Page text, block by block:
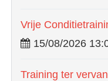
Vrije
15/08/2026
Training ter